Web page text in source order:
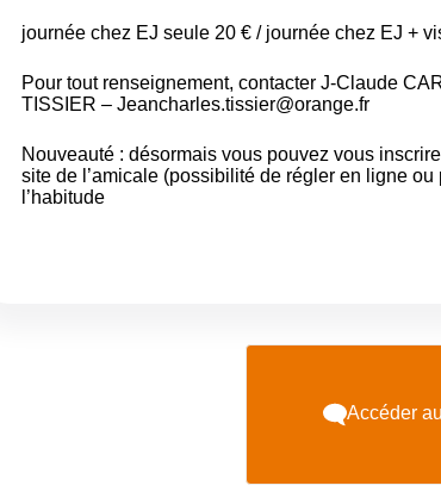
journée chez EJ seule 20 € / journée chez EJ +
Pour tout renseignement, contacter J-Claude
TISSIER – Jeancharles.tissier@orange.fr
Nouveauté : désormais vous pouvez vous
site de l’amicale(possibilité de régler en ligne ou
l’habitude
Accéder